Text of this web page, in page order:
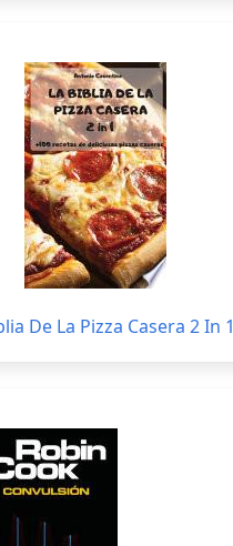
De La Pizza Casera 2 In 1